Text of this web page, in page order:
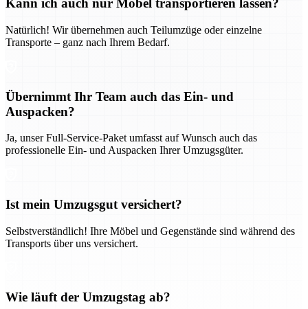
Kann ich auch nur Möbel transportieren lassen?
Natürlich! Wir übernehmen auch Teilumzüge oder einzelne
Transporte – ganz nach Ihrem Bedarf.
Übernimmt Ihr Team auch das Ein- und
Auspacken?
Ja, unser Full-Service-Paket umfasst auf Wunsch auch das
professionelle Ein- und Auspacken Ihrer Umzugsgüter.
Ist mein Umzugsgut versichert?
Selbstverständlich! Ihre Möbel und Gegenstände sind während des
Transports über uns versichert.
Wie läuft der Umzugstag ab?